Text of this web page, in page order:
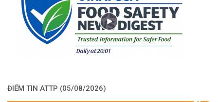
ĐIỂM TIN ATTP (05/08/2026)